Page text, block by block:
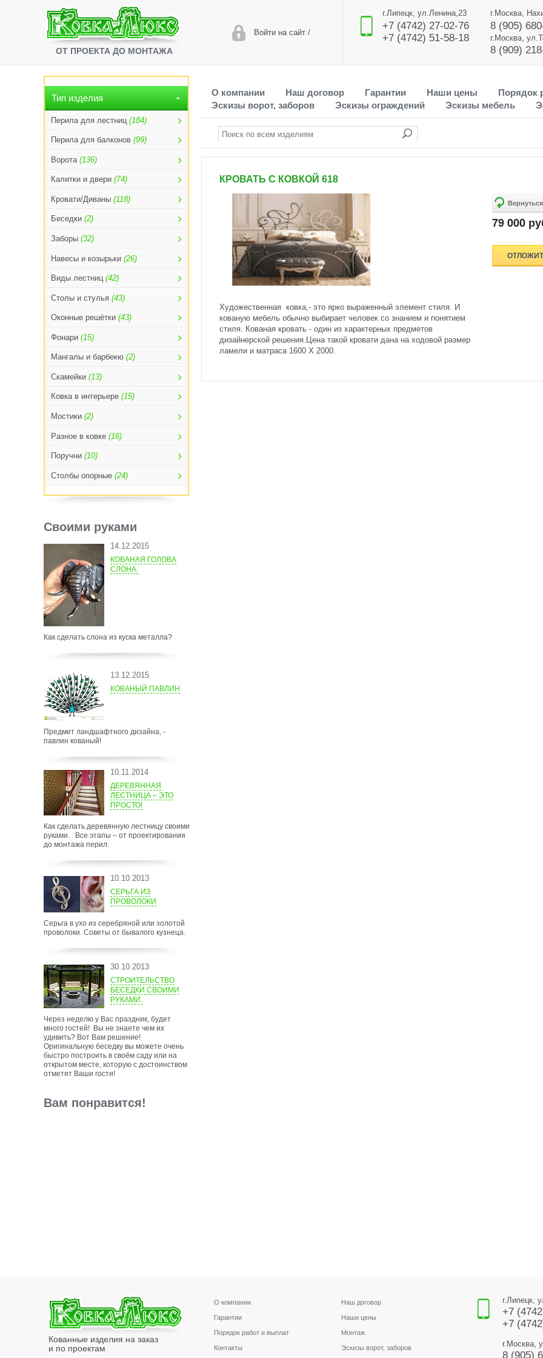
ОТ ПРОЕКТА ДО МОНТАЖА
Войти на сайт/
г.Липецк, ул.Ленина,23
+7 (4742) 27-02-76
+7 (4742) 51-58-18
г.Москва,
8 (905)
г.Москва,
8 (909)
Тип изделия
Перила для лестниц (184)
Перила для балконов (99)
Ворота (136)
Калитки и двери (74)
Кровати/Диваны (118)
Беседки (2)
Заборы (32)
Навесы и козырьки (26)
Виды лестниц (42)
Столы и стулья (43)
Оконные решётки (43)
Фонари (15)
Мангалы и барбекю (2)
Скамейки (13)
Ковка в интерьере (15)
Мостики (2)
Разное в ковке (16)
Поручни (10)
Столбы опорные (24)
Своими руками
14.12.2015
КОВАНАЯ ГОЛОВА
СЛОНА.
Как сделать слона из куска металла?
13.12.2015
КОВАНЫЙ ПАВЛИН
Предмет ландшафтного дизайна, -
павлин кованый!
10.11.2014
ДЕРЕВЯННАЯ
ЛЕСТНИЦА – ЭТО
ПРОСТО!
Как сделать деревянную лестницу своими
руками. Все этапы – от проектирования
до монтажа перил.
10.10.2013
СЕРЬГА ИЗ
ПРОВОЛОКИ
Серьга в ухо из серебряной или золотой
проволоки. Советы от бывалого кузнеца.
30.10.2013
СТРОИТЕЛЬСТВО
БЕСЕДКИ СВОИМИ
РУКАМИ.
Через неделю у Вас праздник, будет
много гостей! Вы не знаете чем их
удивить? Вот Вам решение!
Оригинальную беседку вы можете очень
быстро построить в своём саду или на
открытом месте, которую с достоинством
отметят Ваши гости!
Вам понравится!
О компании Наш договор Гарантии Наши цены Порядок
Эскизы ворот, заборов
Эскизы ограждений Эскизы мебель
КРОВАТЬ С КОВКОЙ 618
79 000
Художественная ковка,- это ярко выраженный элемент стиля. И
кованую мебель обычно выбирает человек со знанием и понятием
стиля. Кованая кровать - один из характерных предметов
дизайнерской решения.Цена такой кровати дана на ходовой размер
ламели и матраса 1600 Х 2000.
Кованные изделия на заказ
и по проектам
О компании Наш договор
Гарантии Наши цены
Порядок работ и выплат Монтаж
Контакты Эскизы ворот, заборов
г.Липецк,
+7
+7
г.Москва,
8 (905)